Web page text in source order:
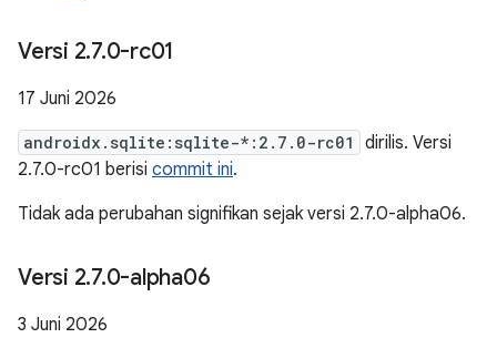
Versi 2.7.0-rc01
17 Juni 2026
androidx.sqlite:sqlite-*:2.7.0-rc01
dirilis. Versi
2.7.0-rc01 berisi commit ini.
Tidak ada perubahan signifikan sejak versi 2.7.0-alpha06.
Versi 2.7.0-alpha06
3 Juni 2026